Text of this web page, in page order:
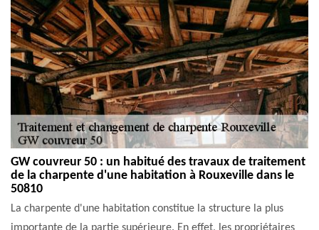
GW couvreur 50 : un habitué des travaux de traitement
de la charpente d'une habitation à Rouxeville dans le
50810
La charpente d'une habitation constitue la structure la plus